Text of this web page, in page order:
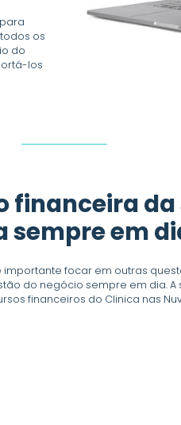
os
do
los
financeira da
sempre em
importante focar em outras
do negócio sempre em dia. A
financeiros do Clinica nas